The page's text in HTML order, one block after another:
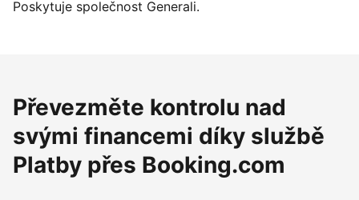
Poskytuje společnost Generali.
Převezměte kontrolu nad
svými financemi díky službě
Platby přes Booking.com